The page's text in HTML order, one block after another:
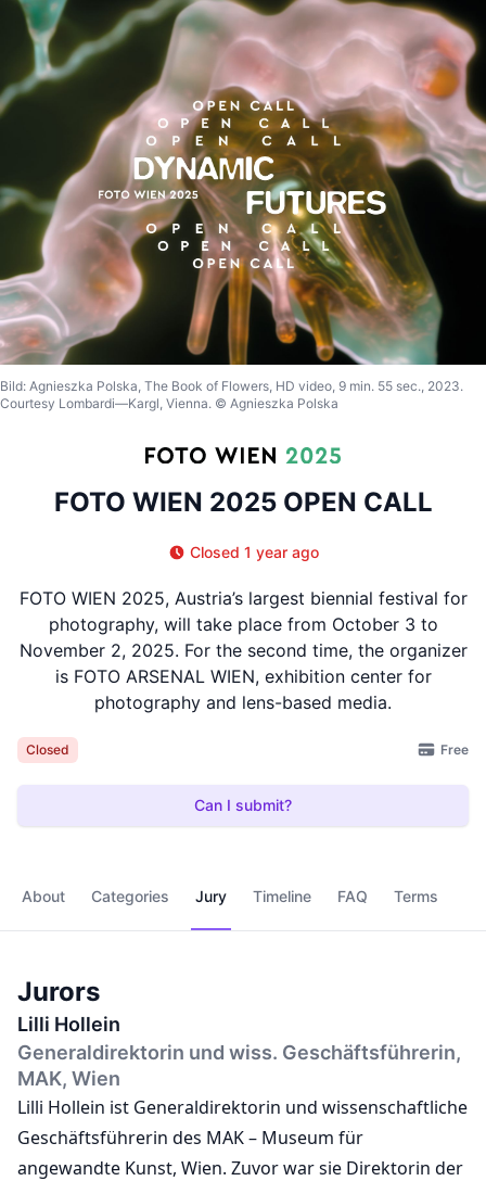
Bild: Agnieszka Polska, The Book of Flowers, HD video, 9 min. 55 sec., 2023.
Courtesy Lombardi—Kargl, Vienna. © Agnieszka Polska
FOTO WIEN 2025 OPEN CALL
Closed 1 year ago
FOTO WIEN 2025, Austria’s largest biennial festival for
photography, will take place from October 3 to
November 2, 2025. For the second time, the organizer
is FOTO ARSENAL WIEN, exhibition center for
photography and lens-based media.
Closed Free
Can I submit?
About Categories Jury Timeline FAQ Terms
Jurors
Lilli Hollein
Generaldirektorin und wiss. Geschäftsführerin,
MAK, Wien
Lilli Hollein ist Generaldirektorin und wissenschaftliche
Geschäftsführerin des MAK – Museum für
angewandte Kunst, Wien. Zuvor war sie Direktorin der